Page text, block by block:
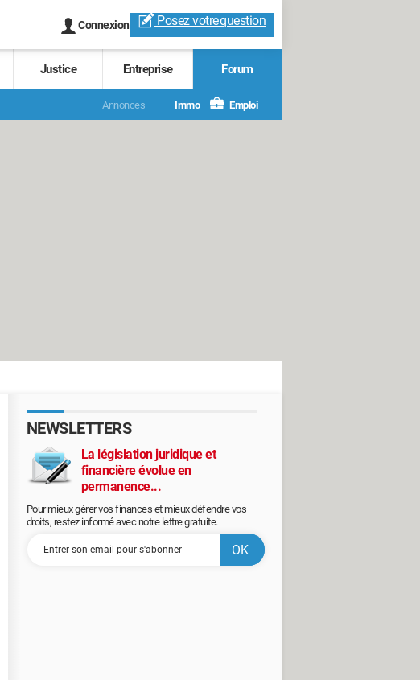
Connexion Posez votrequestion
Justice Entreprise Forum
Annonces Immo Emploi
NEWSLETTERS
La législation juridique et
financière évolue en
permanence...
Pour mieux gérer vos finances et mieux défendre vos
droits, restez informé avec notre lettre gratuite.